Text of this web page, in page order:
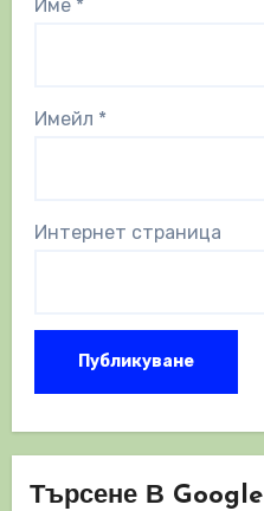
Име *
Имейл *
Интернет страница
Търсене В Google